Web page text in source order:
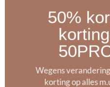
50%
Wegens
korting op alles